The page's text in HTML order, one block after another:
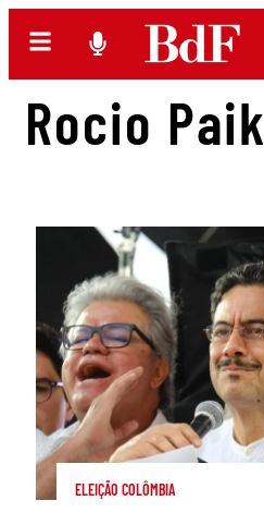
Rocio Paik
ELEIÇÃO COLÔMBIA